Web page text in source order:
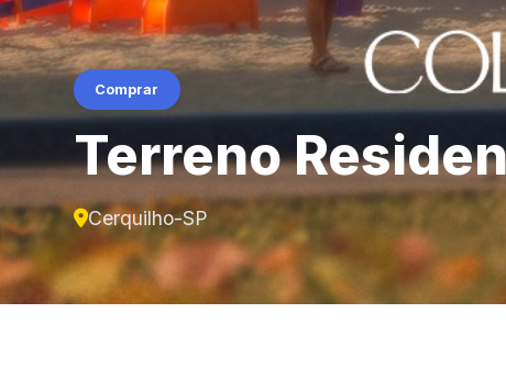
Comprar
Terreno
Cerquilho-SP